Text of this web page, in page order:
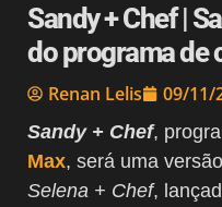
Sandy + Chef |
do programa de
Renan Lelis 09/11/
Sandy + Chef,
Max, será uma
Selena + Chef,